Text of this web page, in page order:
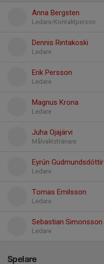
Anna Bergsten
Ledare/Kontaktperson
Dennis Rintakoski
Ledare
Erik Persson
Ledare
Magnus Krona
Ledare
Juha Ojajärvi
Målvaktstränare
Eyrún Gudmundsdóttir
Ledare
Tomas Emilsson
Ledare
Sebastian Simonsson
Ledare
Spelare